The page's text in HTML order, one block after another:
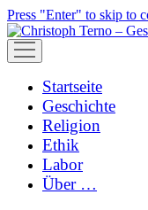
Press "Enter" to skip to
open
menu
Startseite
Geschichte
Religion
Ethik
Labor
Über …